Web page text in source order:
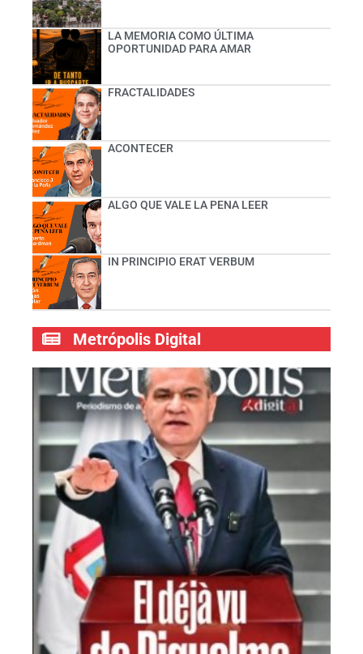
LA MEMORIA COMO ÚLTIMA
OPORTUNIDAD PARA AMAR
FRACTALIDADES
ACONTECER
ALGO QUE VALE LA PENA LEER
IN PRINCIPIO ERAT VERBUM
Metrópolis Digital